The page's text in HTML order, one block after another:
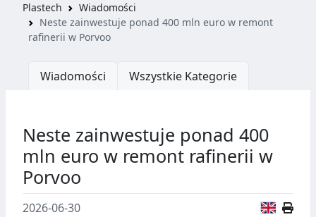
Plastech
Wiadomości
Neste zainwestuje ponad 400 mln euro w remont
rafinerii w Porvoo
Wiadomości Wszystkie Kategorie
Neste zainwestuje ponad 400
mln euro w remont rafinerii w
Porvoo
2026-06-30